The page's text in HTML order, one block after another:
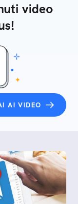
video
AI VIDEO